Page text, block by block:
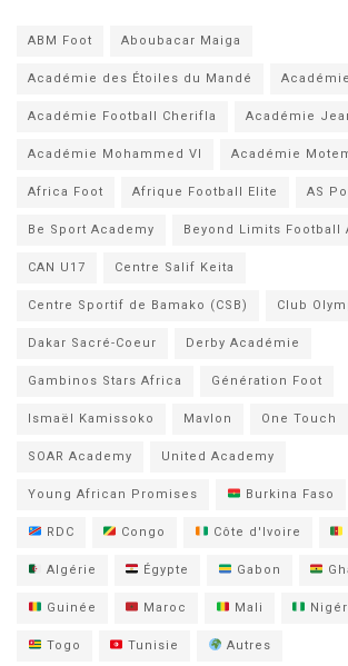
ABM Foot Aboubacar Maiga
Académie des Étoiles du Mandé
Académie Football Cherifla Académie
Académie Mohammed VI Académie
Africa Foot Afrique Football Elite AS
Be Sport Academy Beyond Limits Football
CAN U17 Centre Salif Keita
Centre Sportif de Bamako (CSB) Club
Dakar Sacré-Coeur Derby Académie
Gambinos Stars Africa Génération Foot
Ismaël Kamissoko Mavlon One Touch
SOAR Academy United Academy
Young African Promises Burkina Faso
RDC Congo Côte d'Ivoire
Algérie Égypte Gabon
Guinée Maroc Mali
Togo Tunisie Autres